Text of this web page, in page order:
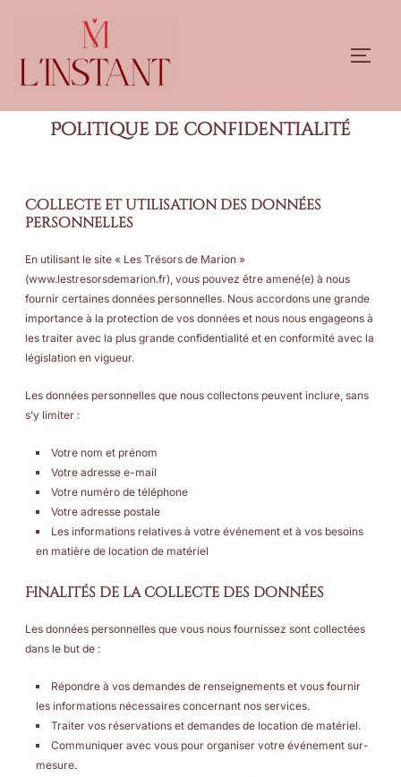
Politique de confidentialité
Collecte et utilisation des données
personnelles
En utilisant le site « Les Trésors de Marion »
(www.lestresorsdemarion.fr), vous pouvez être amené(e) à nous
fournir certaines données personnelles. Nous accordons une grande
importance à la protection de vos données et nous nous engageons à
les traiter avec la plus grande confidentialité et en conformité avec la
législation en vigueur.
Les données personnelles que nous collectons peuvent inclure, sans
s’y limiter :
Votre nom et prénom
Votre adresse e-mail
Votre numéro de téléphone
Votre adresse postale
Les informations relatives à votre événement et à vos besoins
en matière de location de matériel
Finalités de la collecte des données
Les données personnelles que vous nous fournissez sont collectées
dans le but de :
Répondre à vos demandes de renseignements et vous fournir
les informations nécessaires concernant nos services.
Traiter vos réservations et demandes de location de matériel.
Communiquer avec vous pour organiser votre événement sur-
mesure.